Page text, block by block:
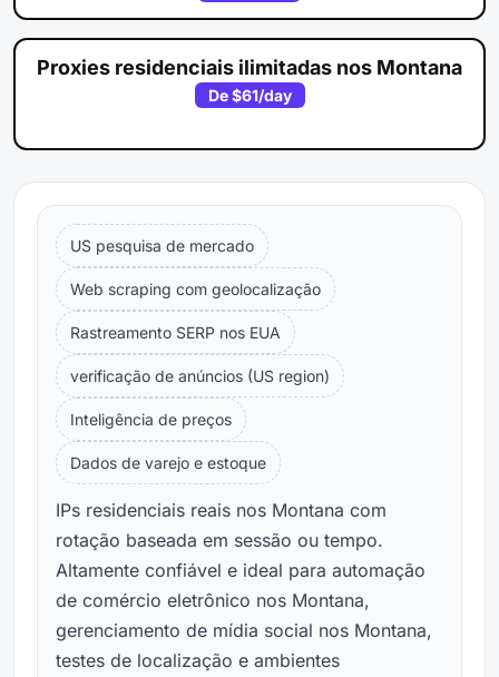
Proxies residenciais ilimitadas nos Montana
De$61/day
US pesquisa de mercado
Web scraping com geolocalização
Rastreamento SERP nos EUA
verificação de anúncios (US region)
Inteligência de preços
Dados de varejo e estoque
IPs residenciais reais nos Montana com
rotação baseada em sessão ou tempo.
Altamente confiável e ideal para automação
de comércio eletrônico nos Montana,
gerenciamento de mídia social nos Montana,
testes de localização e ambientes